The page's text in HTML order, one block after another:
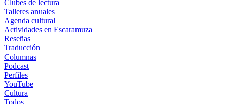
Clubes de lectura
Talleres anuales
Agenda cultural
Actividades en Escaramuza
Reseñas
Traducción
Columnas
Podcast
Perfiles
YouTube
Cultura
Todos